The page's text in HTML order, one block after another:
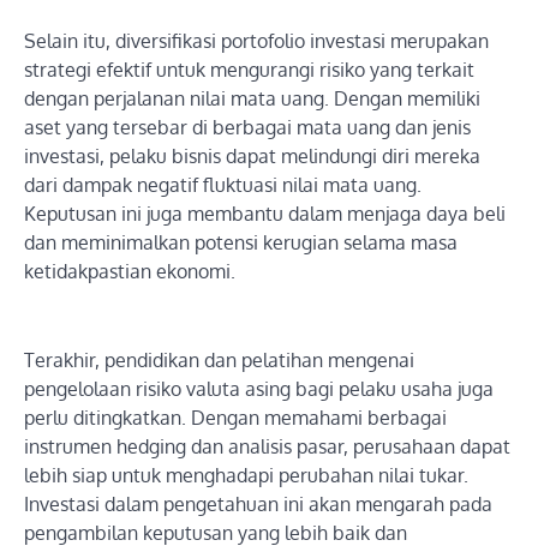
Selain itu, diversifikasi portofolio investasi merupakan
strategi efektif untuk mengurangi risiko yang terkait
dengan perjalanan nilai mata uang. Dengan memiliki
aset yang tersebar di berbagai mata uang dan jenis
investasi, pelaku bisnis dapat melindungi diri mereka
dari dampak negatif fluktuasi nilai mata uang.
Keputusan ini juga membantu dalam menjaga daya beli
dan meminimalkan potensi kerugian selama masa
ketidakpastian ekonomi.
Terakhir, pendidikan dan pelatihan mengenai
pengelolaan risiko valuta asing bagi pelaku usaha juga
perlu ditingkatkan. Dengan memahami berbagai
instrumen hedging dan analisis pasar, perusahaan dapat
lebih siap untuk menghadapi perubahan nilai tukar.
Investasi dalam pengetahuan ini akan mengarah pada
pengambilan keputusan yang lebih baik dan